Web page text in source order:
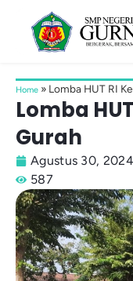
Home » Lomba HUT RI
Lomba
Gurah
Agustus 30, 2024
587